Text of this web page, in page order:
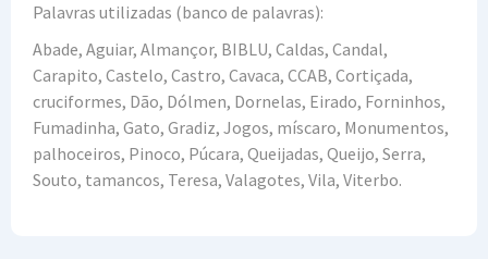
Palavras utilizadas (banco de palavras):
Abade, Aguiar, Almançor, BIBLU, Caldas, Candal,
Carapito, Castelo, Castro, Cavaca, CCAB, Cortiçada,
cruciformes, Dão, Dólmen, Dornelas, Eirado, Forninhos,
Fumadinha, Gato, Gradiz, Jogos, míscaro, Monumentos,
palhoceiros, Pinoco, Púcara, Queijadas, Queijo, Serra,
Souto, tamancos, Teresa, Valagotes, Vila, Viterbo.